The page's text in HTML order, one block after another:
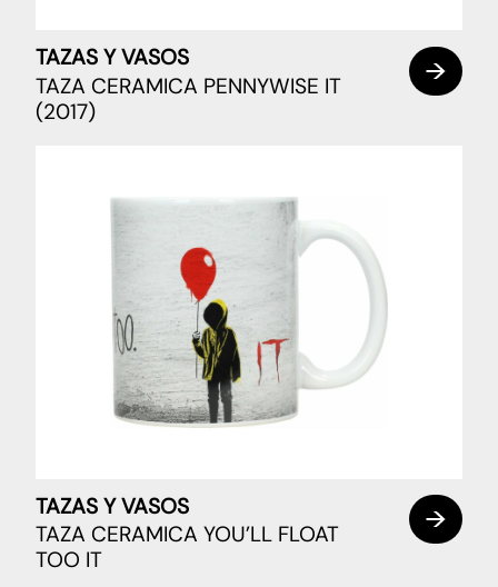
TAZAS Y VASOS
TAZA CERAMICA PENNYWISE IT
(2017)
TAZAS Y VASOS
TAZA CERAMICA YOU’LL FLOAT
TOO IT